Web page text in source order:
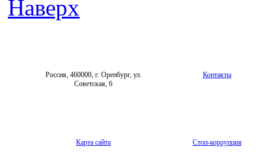
Наверх
Россия, 460000, г. Оренбург, ул.
Советская, 6
Контакты
Карта сайта Стоп-коррупция